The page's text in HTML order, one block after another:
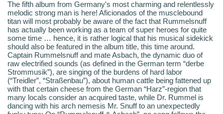
The fifth album from Germany's most charming and relentlessly
melodic strong man is here! Aficionados of the musclebound
titan will most probably be aware of the fact that Rummelsnuff
has actually been working as a team of super heroes for quite
some time … hence, it is rather logical that his musical sidekick
should also be featured in the album title, this time around.
Captain Rummelsnuff and mate Asbach, the dynamic duo of
raw electrified sounds (as defined in the German term “derbe
Strommusik”), are singing of the burdens of hard labor
(“Treidler”, “Straßenbau”), about human cattle being fattened up
with that certain cheese from the German “Harz”-region that
many locals consider an acquired taste, while Dr. Rummel is
dancing with his arch nemesis Mr. Snuff to an unexpectedly